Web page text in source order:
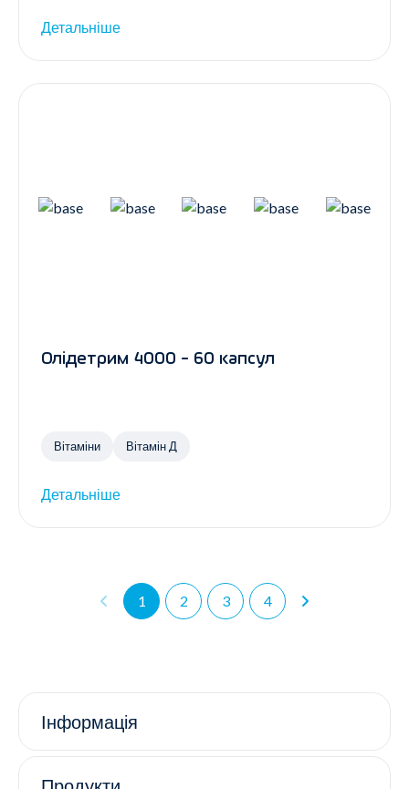
Детальніше
Олідетрим 4000 - 60 капсул
Вітаміни Вітамін Д
Детальніше
1 2 3 4
Інформація